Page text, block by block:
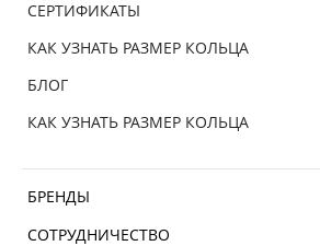
СЕРТИФИКАТЫ
КАК УЗНАТЬ РАЗМЕР КОЛЬЦА
БЛОГ
КАК УЗНАТЬ РАЗМЕР КОЛЬЦА
БРЕНДЫ
СОТРУДНИЧЕСТВО